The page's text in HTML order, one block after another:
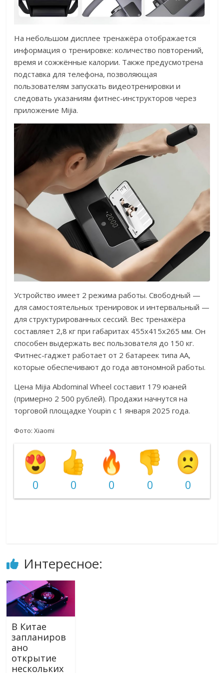
На небольшом дисплее тренажёра отображается
информация о тренировке: количество повторений,
время и сожжённые калории. Также предусмотрена
подставка для телефона, позволяющая
пользователям запускать видеотренировки и
следовать указаниям фитнес-инструкторов через
приложение Mijia.
Устройство имеет 2 режима работы. Свободный —
для самостоятельных тренировок и интервальный —
для структурированных сессий. Вес тренажёра
составляет 2,8 кг при габаритах 455х415х265 мм. Он
способен выдержать вес пользователя до 150 кг.
Фитнес-гаджет работает от 2 батареек типа AA,
которые обеспечивают до года автономной работы.
Цена Mijia Abdominal Wheel составит 179 юаней
(примерно 2 500 рублей). Продажи начнутся на
торговой площадке Youpin с 1 января 2025 года.
Фото: Xiaomi
0 0 0 0 0
Интересное:
В Китае
запланиров
ано
открытие
нескольких